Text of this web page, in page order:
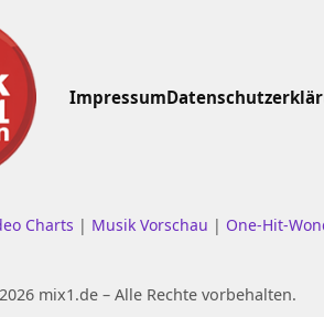
Impressum
Charts | Musik Vorschau | One-Hit-
mix1.de – Alle Rechte vorbehalten.